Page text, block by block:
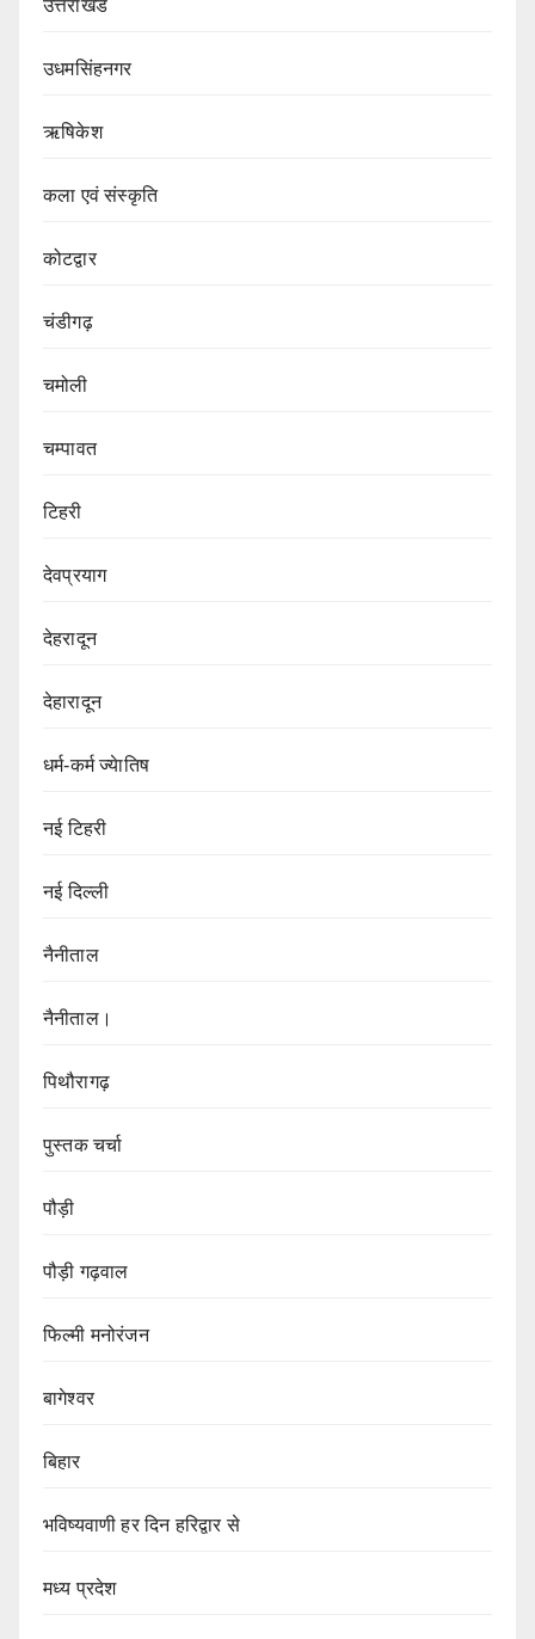
उत्तराखंड
उधमसिंहनगर
ऋषिकेश
कला एवं संस्कृति
कोटद्वार
चंडीगढ़
चमोली
चम्पावत
टिहरी
देवप्रयाग
देहरादून
देहारादून
धर्म-कर्म ज्येातिष
नई टिहरी
नई दिल्ली
नैनीताल
नैनीताल।
पिथौरागढ़
पुस्तक चर्चा
पौड़ी
पौड़ी गढ़वाल
फिल्मी मनोरंजन
बागेश्वर
बिहार
भविष्यवाणी हर दिन हरिद्वार से
मध्य प्रदेश